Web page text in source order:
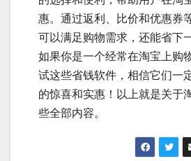
惠。通过返利、比价和优惠券
可以满足购物需求，还能省下
如果你是一个经常在淘宝上购
试这些省钱软件，相信它们一
的惊喜和实惠！以上就是关于
些全部内容。